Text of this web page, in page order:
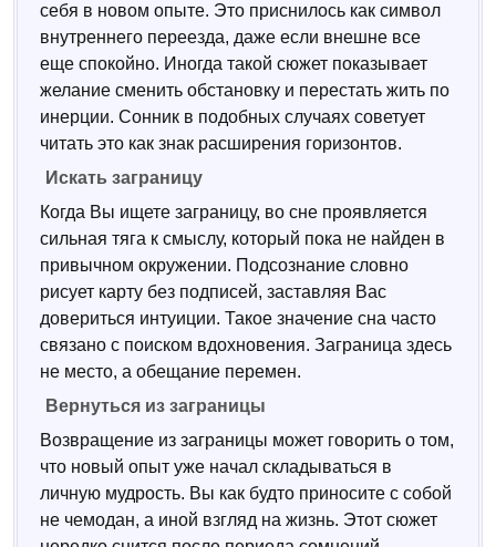
себя в новом опыте. Это приснилось как символ
внутреннего переезда, даже если внешне все
еще спокойно. Иногда такой сюжет показывает
желание сменить обстановку и перестать жить по
инерции. Сонник в подобных случаях советует
читать это как знак расширения горизонтов.
Искать заграницу
Когда Вы ищете заграницу, во сне проявляется
сильная тяга к смыслу, который пока не найден в
привычном окружении. Подсознание словно
рисует карту без подписей, заставляя Вас
довериться интуиции. Такое значение сна часто
связано с поиском вдохновения. Заграница здесь
не место, а обещание перемен.
Вернуться из заграницы
Возвращение из заграницы может говорить о том,
что новый опыт уже начал складываться в
личную мудрость. Вы как будто приносите с собой
не чемодан, а иной взгляд на жизнь. Этот сюжет